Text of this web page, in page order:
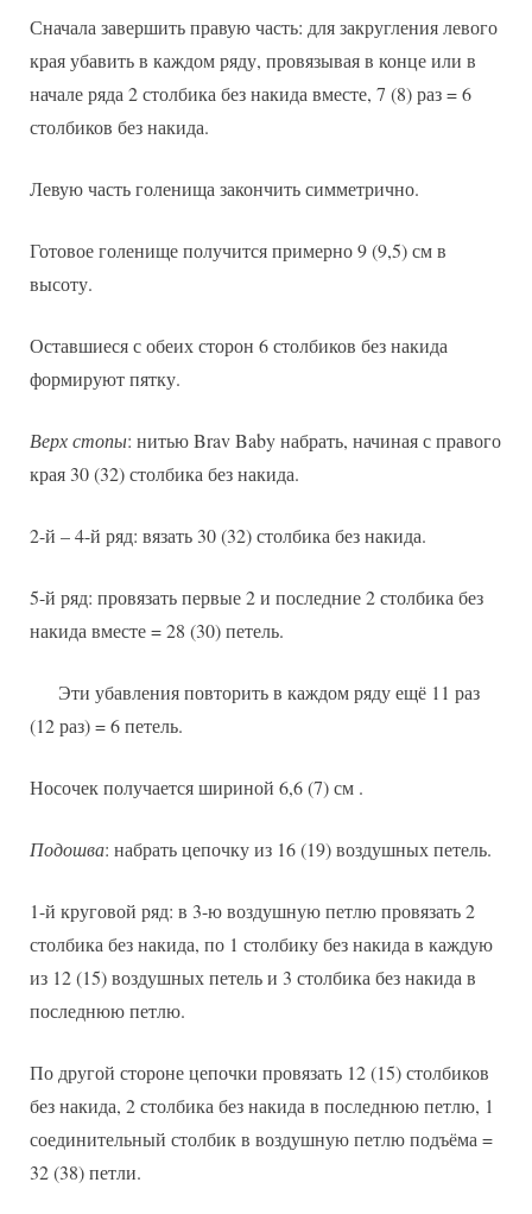
Сначала завершить правую часть: для закругления левого
края убавить в каждом ряду, провязывая в конце или в
начале ряда 2 столбика без накида вместе, 7 (8) раз = 6
столбиков без накида.
Левую часть голенища закончить симметрично.
Готовое голенище получится примерно 9 (9,5) см в
высоту.
Оставшиеся с обеих сторон 6 столбиков без накида
формируют пятку.
Верх стопы: нитью Brav Baby набрать, начиная с правого
края 30 (32) столбика без накида.
2-й – 4-й ряд: вязать 30 (32) столбика без накида.
5-й ряд: провязать первые 2 и последние 2 столбика без
накида вместе = 28 (30) петель.
Эти убавления повторить в каждом ряду ещё 11 раз
(12 раз) = 6 петель.
Носочек получается шириной 6,6 (7) см .
Подошва: набрать цепочку из 16 (19) воздушных петель.
1-й круговой ряд: в 3-ю воздушную петлю провязать 2
столбика без накида, по 1 столбику без накида в каждую
из 12 (15) воздушных петель и 3 столбика без накида в
последнюю петлю.
По другой стороне цепочки провязать 12 (15) столбиков
без накида, 2 столбика без накида в последнюю петлю, 1
соединительный столбик в воздушную петлю подъёма =
32 (38) петли.